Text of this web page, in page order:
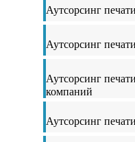
Аутсорсинг
Аутсорсинг
Аутсорсинг
компаний
Аутсорсинг